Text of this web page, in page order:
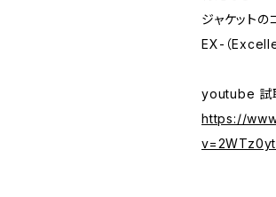
ジャケットの
EX-（
youtube 試
https://